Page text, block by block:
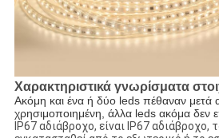
Χαρακτηριστικά γνωρίσματα
Ακόμη και ένα ή δύο leds πέθαναν
χρησιμοποιημένη, άλλα leds ακόμα δεν
IP67 αδιάβροχο, είναι IP67 αδιάβροχο,